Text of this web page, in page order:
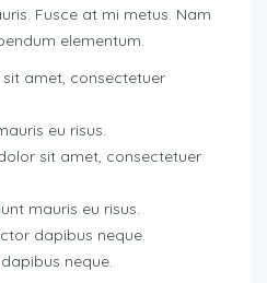
Fusce at mi metus. Nam
elementum.
amet, consectetuer
eu risus.
sit amet, consectetuer
mauris eu risus.
dapibus neque.
neque.